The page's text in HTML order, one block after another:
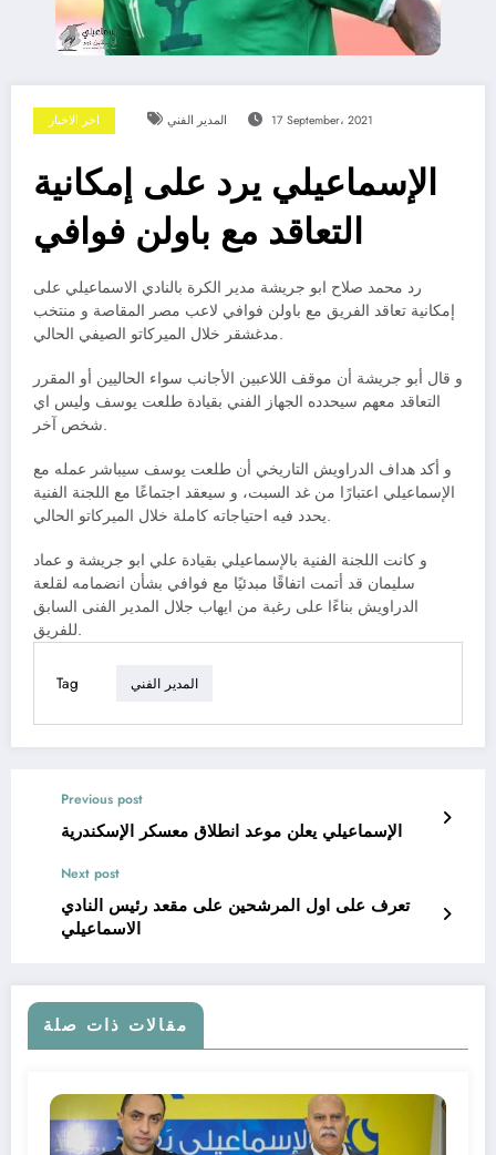
اخر الاخبار المدير الفني 17 September، 2021
الإسماعيلي يرد على إمكانية
التعاقد مع باولن فوافي
رد محمد صلاح ابو جريشة مدير الكرة بالنادي الاسماعيلي على
إمكانية تعاقد الفريق مع باولن فوافي لاعب مصر المقاصة و منتخب
مدغشقر خلال الميركاتو الصيفي الحالي.
و قال أبو جريشة أن موقف اللاعبين الأجانب سواء الحاليين أو المقرر
التعاقد معهم سيحدده الجهاز الفني بقيادة طلعت يوسف وليس اي
شخص آخر.
و أكد هداف الدراويش التاريخي أن طلعت يوسف سيباشر عمله مع
الإسماعيلي اعتبارًا من غد السبت، و سيعقد اجتماعًا مع اللجنة الفنية
يحدد فيه احتياجاته كاملة خلال الميركاتو الحالي.
و كانت اللجنة الفنية بالإسماعيلي بقيادة علي ابو جريشة و عماد
سليمان قد أتمت اتفاقًا مبدئيًا مع فوافي بشأن انضمامه لقلعة
الدراويش بناءًا على رغبة من ايهاب جلال المدير الفنى السابق
للفريق.
Tag المدير الفني
Previous post
الإسماعيلي يعلن موعد انطلاق معسكر الإسكندرية
Next post
تعرف على اول المرشحين على مقعد رئيس النادي
الاسماعيلي
مقالات ذات صلة